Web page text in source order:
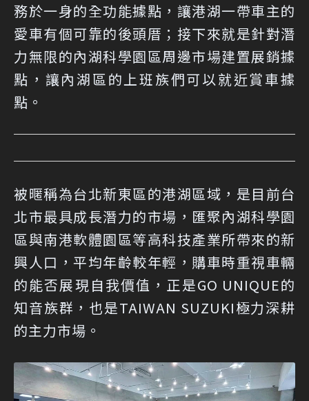
務於一身的全功能據點，讓港湖一帶車主的
愛車有個可靠的後頭厝；接下來就是針對潛
力無限的內湖科學園區周邊市場建置展銷據
點，讓內湖區的上班族們可以就近賞車據
點。
被暱稱為台北新東區的港湖區域，是目前台
北市最具成長潛力的市場，匯聚內湖科學園
區與南港軟體園區等高科技產業所帶來的新
興人口，平均年齡較年輕，購車時重視車輛
的能否展現自我價值，正是GO UNIQUE的
知音族群，也是TAIWAN SUZUKI極力深耕
的主力市場。